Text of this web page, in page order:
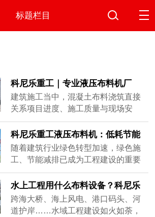
标题栏目
科尼乐重工｜专业液压布料机厂
家，助力工程项目高效混凝土浇筑
建筑施工当中，混凝土布料浇筑直接
关系项目进度、施工质量与现场安
全。不少工地依旧受传统浇筑模式困
扰，泵车臂架存在作业盲区，边角位
置需要人工补料；老式布料设备拆装
吊装频繁，占用塔吊资源，耗费大量
对多样化的工地工况，选择靠谱的液
压布料机厂家，能够切实化解浇筑环
节各类难......
科尼乐重工液压布料机：低耗节能
助力绿色施工生产
随着建筑行业绿色转型加速，绿色施
工、节能减排已成为工程建设的重要
导向。混凝土浇筑作为施工中的关键
环节，其能耗水平、材料利用率和环
保表现直接影响项目的绿色评级。传
统布料方式存在材料浪费多、设备能
水上工程用什么布料设备？科尼乐
重工船载式液压布料机全场景解决
方案
跨海大桥、海上风电、港口码头、河
道护岸……水域工程建设如火如荼，